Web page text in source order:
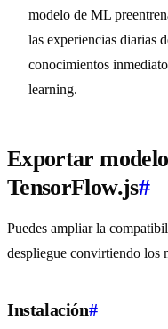
modelo de ML
las experiencias diarias
conocimientos
learning.
Exportar
TensorFlow.js#
Puedes ampliar la
despliegue convirtiendo los
Instalación#